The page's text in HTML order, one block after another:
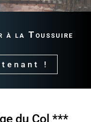
à la Toussuire
!
du Col ***